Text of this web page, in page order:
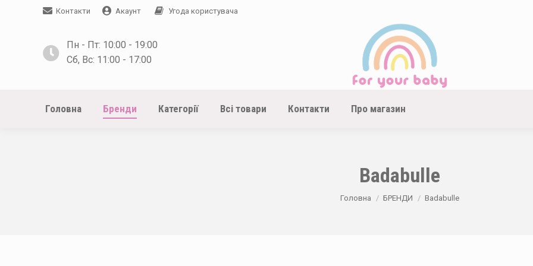
Контакти Акаунт Угода користувача
Пн - Пт: 10:00 - 19:00
Сб, Вс: 11:00 - 17:00
Головна Бренди Категорії Всі товари Контакти Про магазин
Badabulle
You are here:
Головна БРЕНДИ Badabulle